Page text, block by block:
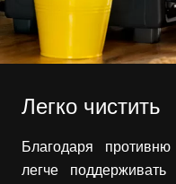
Легко чистить
Благодаря
легче